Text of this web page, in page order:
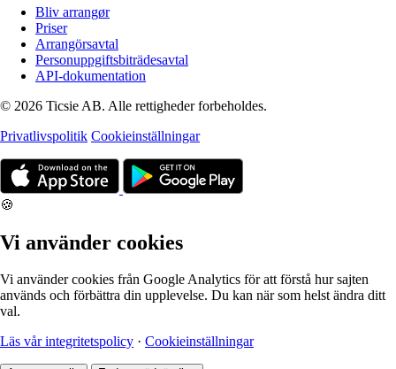
Bliv arrangør
Priser
Arrangörsavtal
Personuppgiftsbiträdesavtal
API-dokumentation
© 2026 Ticsie AB. Alle rettigheder forbeholdes.
Privatlivspolitik Cookieinställningar
🍪
Vi använder cookies
Vi använder cookies från Google Analytics för att förstå hur sajten
används och förbättra din upplevelse. Du kan när som helst ändra ditt
val.
Läs vår integritetspolicy · Cookieinställningar